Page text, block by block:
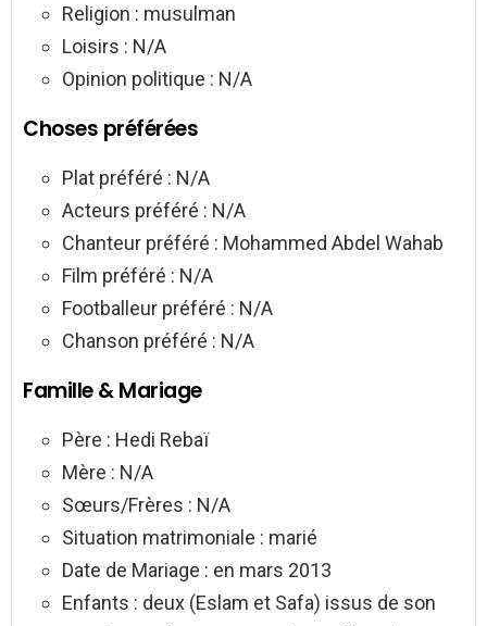
Religion : musulman
Loisirs : N/A
Opinion politique : N/A
Choses préférées
Plat préféré : N/A
Acteurs préféré : N/A
Chanteur préféré : Mohammed Abdel Wahab
Film préféré : N/A
Footballeur préféré : N/A
Chanson préféré : N/A
Famille & Mariage
Père : Hedi Rebaï
Mère : N/A
Sœurs/Frères : N/A
Situation matrimoniale : marié
Date de Mariage : en mars 2013
Enfants : deux (Eslam et Safa) issus de son